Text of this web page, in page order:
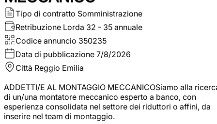
Tipo di contratto Somministrazione
Retribuzione Lorda 32 - 35 annuale
Codice annuncio 350235
Data di pubblicazione 7/8/2026
Città Reggio Emilia
ADDETTI/E AL MONTAGGIO MECCANICOSiamo alla
di un/una montatore meccanico esperto a banco, con
esperienza consolidata nel settore dei riduttori o affini, da
inserire nel team di montaggio.